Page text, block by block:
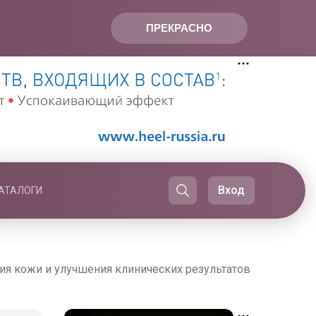
ПРЕКРАСНО
Вход
кожи и улучшения клинических результатов